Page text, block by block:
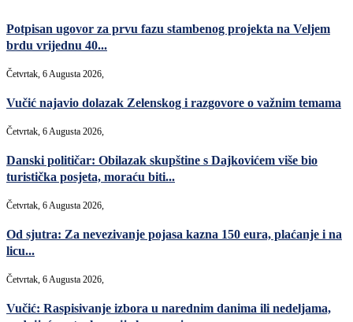
Potpisan ugovor za prvu fazu stambenog projekta na Veljem
brdu vrijednu 40...
Četvrtak, 6 Augusta 2026,
Vučić najavio dolazak Zelenskog i razgovore o važnim temama
Četvrtak, 6 Augusta 2026,
Danski političar: Obilazak skupštine s Dajkovićem više bio
turistička posjeta, moraću biti...
Četvrtak, 6 Augusta 2026,
Od sjutra: Za nevezivanje pojasa kazna 150 eura, plaćanje i na
licu...
Četvrtak, 6 Augusta 2026,
Vučić: Raspisivanje izbora u narednim danima ili nedeljama,